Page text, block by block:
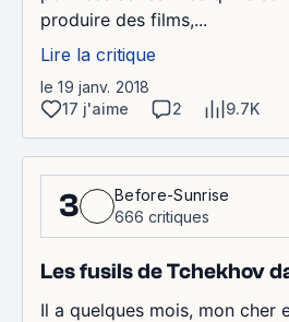
produire des films,...
Lire la critique
le 19 janv. 2018
17 j'aime
2 9.7K
3
Before-Sunrise
666 critiques
Les fusils de Tchekhov
Il a quelques mois, mon cher